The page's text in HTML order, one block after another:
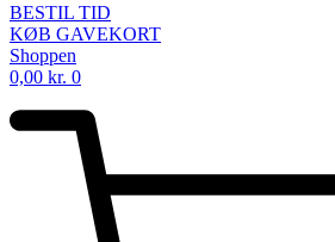
BESTIL TID
KØB GAVEKORT
Shoppen
0,00 kr. 0